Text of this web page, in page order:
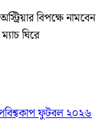
বিপক্ষে নামবেন
ঘিরে
বিশ্বকাপ ফুটবল ২০২৬